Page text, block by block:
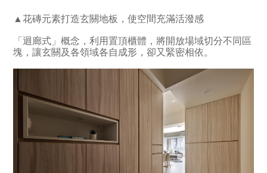
▲花磚元素打造玄關地板，使空間充滿活潑感
「迴廊式」概念，利用置頂櫃體，將開放場域切分不同區
塊，讓玄關及各領域各自成形，卻又緊密相依。